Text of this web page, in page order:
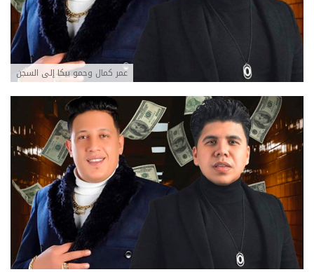
عمر كمال وحمو بيكا إلى السجن